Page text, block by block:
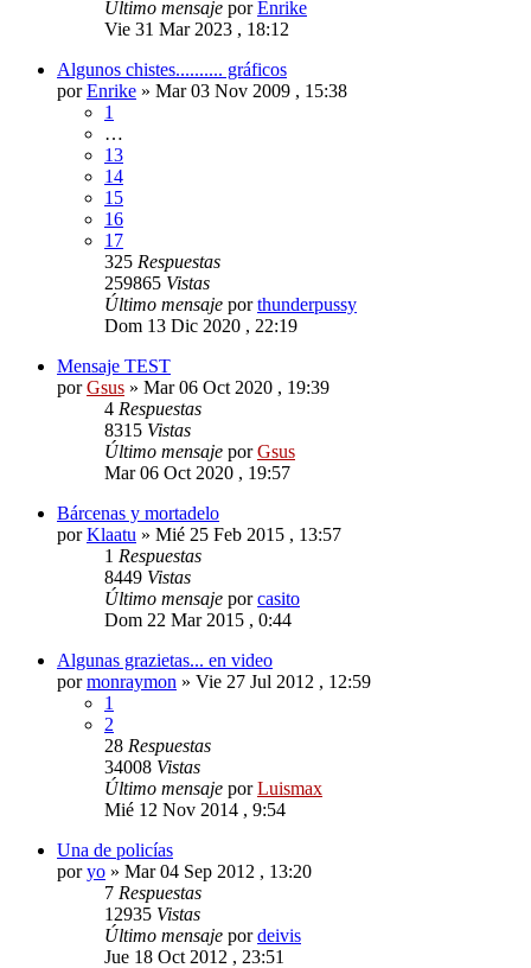
Último mensaje porEnrike
Vie 31 Mar 2023 , 18:12
Algunos chistes.......... gráficos
porEnrike » Mar 03 Nov 2009 , 15:38
1
…
13
14
15
16
17
325 Respuestas
259865 Vistas
Último mensaje porthunderpussy
Dom 13 Dic 2020 , 22:19
Mensaje TEST
porGsus » Mar 06 Oct 2020 , 19:39
4 Respuestas
8315 Vistas
Último mensaje porGsus
Mar 06 Oct 2020 , 19:57
Bárcenas y mortadelo
porKlaatu » Mié 25 Feb 2015 , 13:57
1 Respuestas
8449 Vistas
Último mensaje porcasito
Dom 22 Mar 2015 , 0:44
Algunas grazietas... en video
pormonraymon » Vie 27 Jul 2012 , 12:59
1
2
28 Respuestas
34008 Vistas
Último mensaje porLuismax
Mié 12 Nov 2014 , 9:54
Una de policías
poryo » Mar 04 Sep 2012 , 13:20
7 Respuestas
12935 Vistas
Último mensaje pordeivis
Jue 18 Oct 2012 , 23:51